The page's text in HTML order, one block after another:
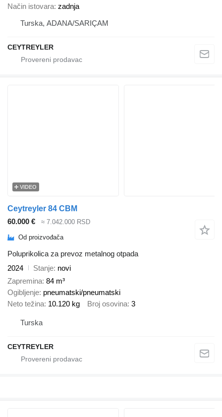
Način istovara zadnja
Turska, ADANA/SARIÇAM
CEYTREYLER
VIDEO
Ceytreyler 84 CBM
60.000 €
≈ 7.042.000 RSD
Od proizvođača
Poluprikolica za prevoz metalnog otpada
2024
Stanje novi
Zapremina 84 m³
Ogibljenje pneumatski/pneumatski
Neto težina 10.120 kg Broj osovina 3
Turska
CEYTREYLER